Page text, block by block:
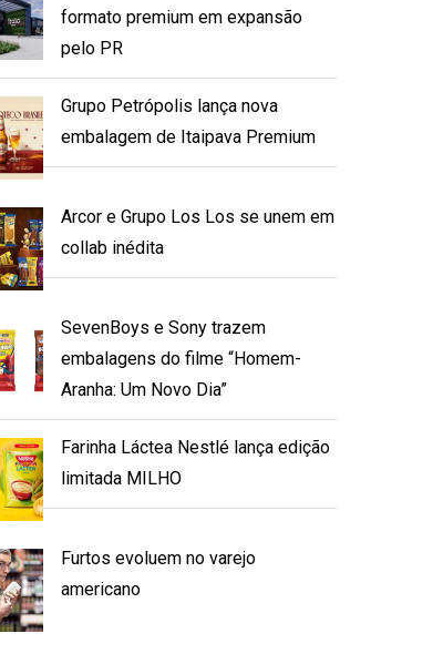
formato premium em expansão
pelo PR
Grupo Petrópolis lança nova
embalagem de Itaipava Premium
Arcor e Grupo Los Los se unem em
collab inédita
SevenBoys e Sony trazem
embalagens do filme “Homem-
Aranha: Um Novo Dia”
Farinha Láctea Nestlé lança edição
limitada MILHO
Furtos evoluem no varejo
americano